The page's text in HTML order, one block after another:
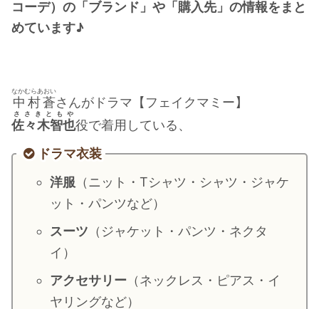
【よく検索されてる男性芸能人】
・ 目黒蓮
・ 赤楚衛二
・木村拓哉（キムタク）
・佐藤健
岡田将生
平野紫耀
松下洸平
山田裕貴
コーデ）の「ブランド」や「購入先」の情報をまと
めています♪
中村蒼
なかむらあおい
さんがドラマ【フェイクマミー】
佐々木智也
ささきともや
役で着用している、
ドラマ衣装
洋服 （ニット・Tシャツ・シャツ・ジャケ
ット・パンツなど）
スーツ （ジャケット・パンツ・ネクタ
イ）
アクセサリー （ネックレス・ピアス・イ
ヤリングなど）